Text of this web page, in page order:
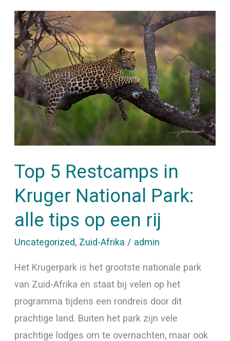
Top 5 Restcamps in
Kruger National Park:
alle tips op een rij
Uncategorized, Zuid-Afrika / admin
Het Krugerpark is het grootste nationale park
van Zuid-Afrika en staat bij velen op het
programma tijdens een rondreis door dit
prachtige land. Buiten het park zijn vele
prachtige lodges om te overnachten, maar ook
Top
5
Restcamps
in
Kruger
National
Park:
alle
een
rij